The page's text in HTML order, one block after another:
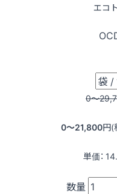
エコ
0〜
0〜21,800円(
単価：
数量